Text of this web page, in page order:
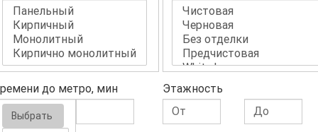
до метро, мин
Выбрать
Этажность